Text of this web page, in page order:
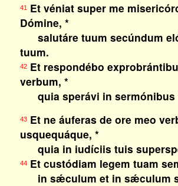
41Et véniat super me
Dómine, *
salutáre tuum secúndum
tuum.
42Et respondébo
verbum, *
quia sperávi in sermónibus
43Et ne áuferas de ore meo
usquequáque, *
quia in iudíciis tuis
44Et custódiam legem tuam
in sǽculum et in sǽculum